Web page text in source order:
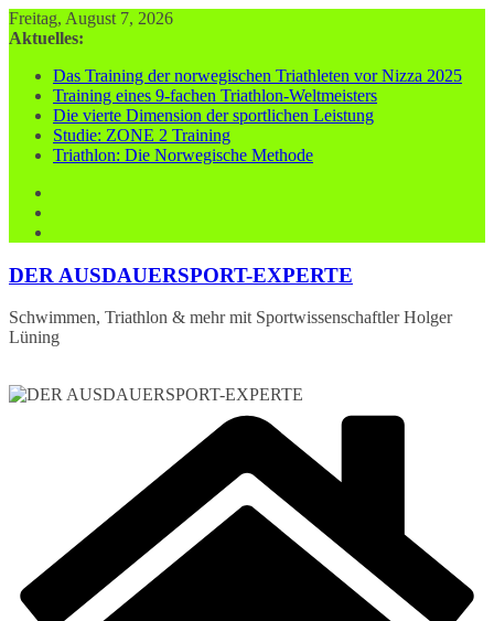
Zum
Inhalt
Freitag, August 7, 2026
Aktuelles:
Das Training der norwegischen Triathleten vor Nizza 2025
Training eines 9-fachen Triathlon-Weltmeisters
Die vierte Dimension der sportlichen Leistung
Studie: ZONE 2 Training
Triathlon: Die Norwegische Methode
DER AUSDAUERSPORT-EXPERTE
Schwimmen, Triathlon & mehr mit Sportwissenschaftler Holger
Lüning